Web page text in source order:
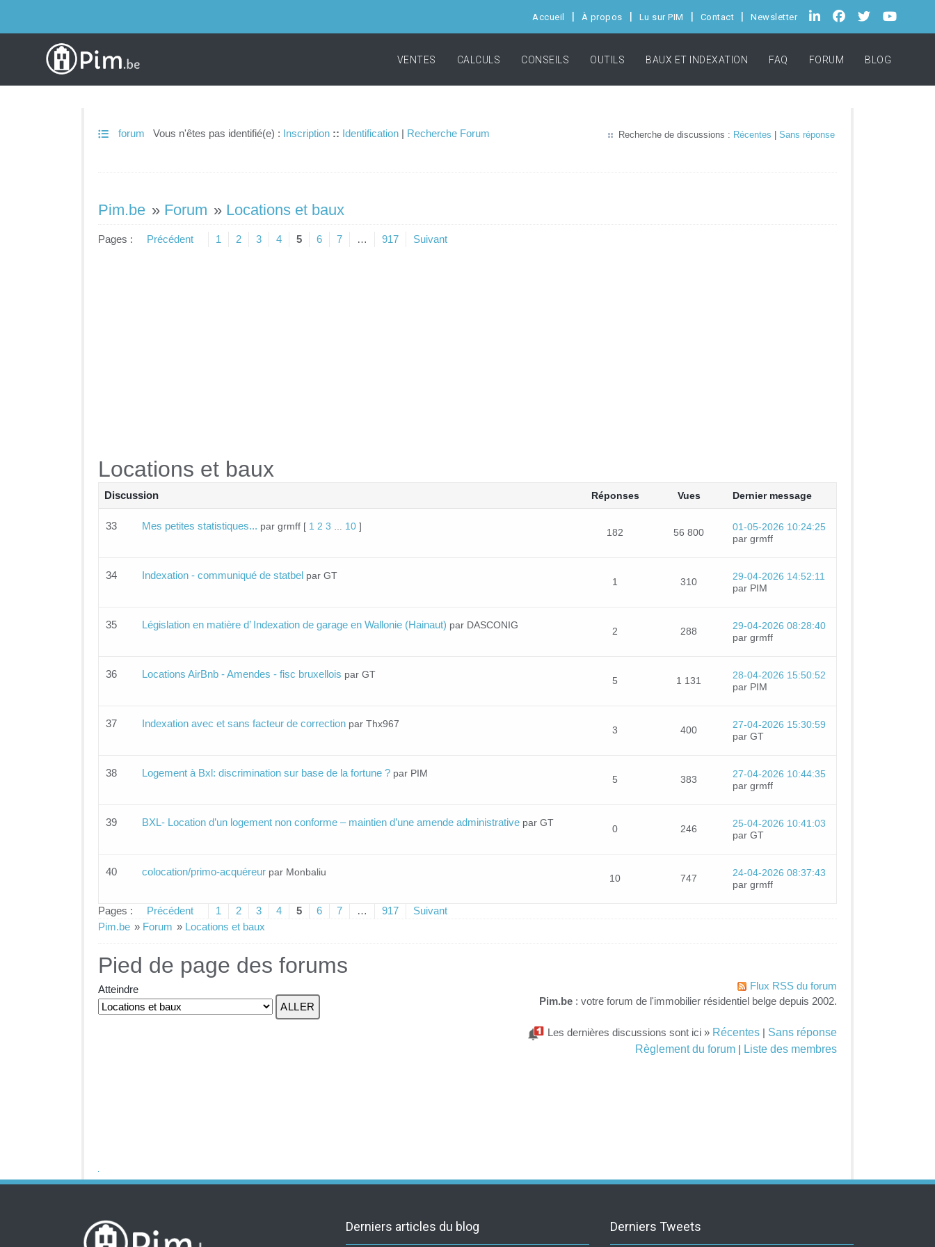
Accueil À propos Lu sur PIM Contact Newsletter
VENTES CALCULS CONSEILS OUTILS BAUX ET INDEXATION FAQ FORUM BLOG
forum Vous n'êtes pas identifié(e) : Inscription :: Identification | Recherche Forum Recherche de discussions : Récentes Sans réponse
Pim.be » Forum » Locations et baux
Pages : Précédent 1 2 3 4 5 6 7 … 917 Suivant
Locations et baux
Discussion Réponses Vues Dernier message
33 Mes petites statistiques... par grmff [ 1 2 3 … 10 ]
182 56 800
01-05-2026 10:24:25
par grmff
34 Indexation - communiqué de statbel par GT
1 310
29-04-2026 14:52:11
par PIM
35 Législation en matière d’ Indexation de garage en Wallonie (Hainaut) par DASCONIG
2 288
29-04-2026 08:28:40
par grmff
36 Locations AirBnb - Amendes - fisc bruxellois par GT
5 1 131
28-04-2026 15:50:52
par PIM
37 Indexation avec et sans facteur de correction par Thx967
3 400
27-04-2026 15:30:59
par GT
38 Logement à Bxl: discrimination sur base de la fortune ? par PIM
5 383
27-04-2026 10:44:35
par grmff
39 BXL- Location d’un logement non conforme – maintien d’une amende administrative par GT
0 246
25-04-2026 10:41:03
par GT
40 colocation/primo-acquéreur par Monbaliu
10 747
24-04-2026 08:37:43
par grmff
Pages : Précédent 1 2 3 4 5 6 7 … 917
Suivant
Pim.be » Forum » Locations et baux
Pied de page des forums
Atteindre
Flux RSS du forum
Pim.be : votre forum de l'immobilier résidentiel belge depuis 2002.
Les dernières discussions sont ici » Récentes | Sans réponse
Règlement du forum | Liste des membres
Derniers articles du blog Derniers Tweets